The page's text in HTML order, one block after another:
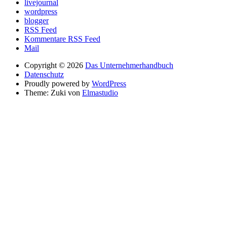
livejournal
wordpress
blogger
RSS Feed
Kommentare RSS Feed
Mail
Copyright © 2026 Das Unternehmerhandbuch
Datenschutz
Proudly powered by WordPress
Theme: Zuki von Elmastudio